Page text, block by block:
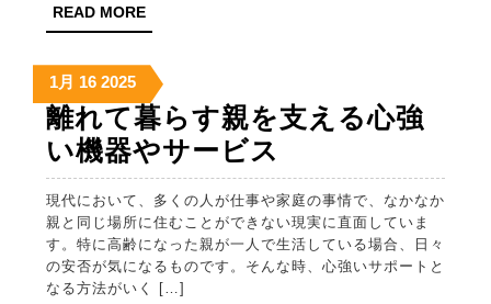
メ
リ
ッ
ト
と
デ
メ
リ
ッ
READ MOREREAD
MORE
1月 2025
年
1
月
16
日
162025
年
1
月
16
日
20252025
年
1
月
16
日
離れて暮らす親を支える心強
い機器やサービス
れ
て
暮
ら
現代において、多くの人が仕事や家庭の事情で、なかなか
親と同じ場所に住むことができない現実に直面していま
す。特に高齢になった親が一人で生活している場合、日々
の安否が気になるものです。そんな時、心強いサポートと
なる方法がいく […]